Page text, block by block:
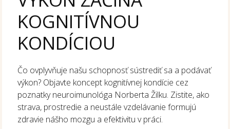
KOGNITÍVNOU
KONDÍCIOU
Čo ovplyvňuje našu schopnosť sústrediť sa a podávať
výkon? Objavte koncept kognitívnej kondície cez
poznatky neuroimunológa Norberta Žilku. Zistite, ako
strava, prostredie a neustále vzdelávanie formujú
zdravie nášho mozgu a efektivitu v práci.